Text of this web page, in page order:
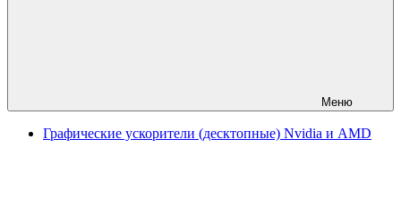
Меню
Графические ускорители (десктопные) Nvidia и AMD